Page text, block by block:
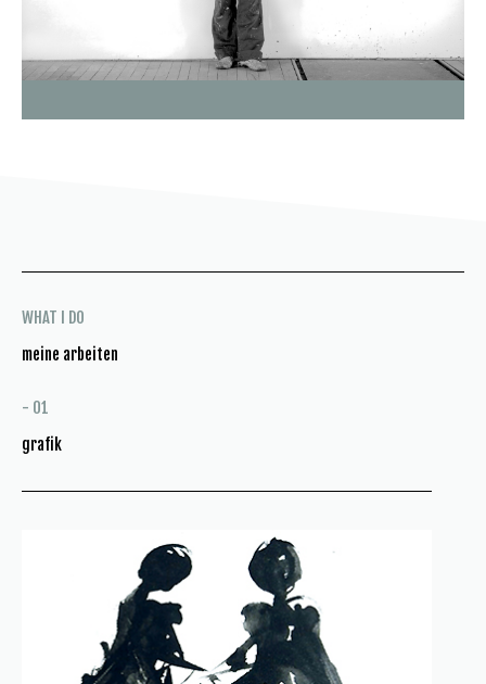
WHAT I DO
meine arbeiten
- 01
grafik